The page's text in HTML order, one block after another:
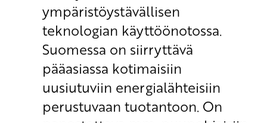
ympäristöystävällisen
teknologian käyttöönotossa.
Suomessa on siirryttävä
pääasiassa kotimaisiin
uusiutuviin energialähteisiin
perustuvaan tuotantoon. On